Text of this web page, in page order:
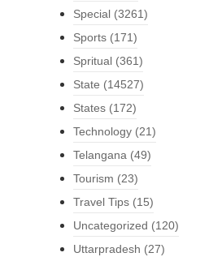
Special (3261)
Sports (171)
Spritual (361)
State (14527)
States (172)
Technology (21)
Telangana (49)
Tourism (23)
Travel Tips (15)
Uncategorized (120)
Uttarpradesh (27)